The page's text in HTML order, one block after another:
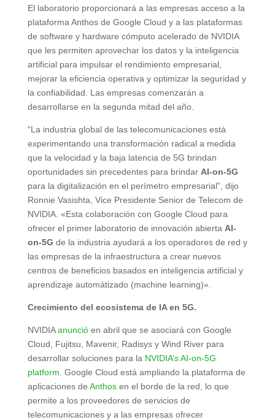
El laboratorio proporcionará a las empresas acceso a la
plataforma Anthos de Google Cloud y a las plataformas
de software y hardware cómputo acelerado de NVIDIA
que les permiten aprovechar los datos y la inteligencia
artificial para impulsar el rendimiento empresarial,
mejorar la eficiencia operativa y optimizar la seguridad y
la confiabilidad. Las empresas comenzarán a
desarrollarse en la segunda mitad del año.
“La industria global de las telecomunicaciones está
experimentando una transformación radical a medida
que la velocidad y la baja latencia de 5G brindan
oportunidades sin precedentes para brindar AI-on-5G
para la digitalización en el perímetro empresarial”, dijo
Ronnie Vasishta, Vice Presidente Senior de Telecom de
NVIDIA. «Esta colaboración con Google Cloud para
ofrecer el primer laboratorio de innovación abierta AI-
on-5G de la industria ayudará a los operadores de red y
las empresas de la infraestructura a crear nuevos
centros de beneficios basados en inteligencia artificial y
aprendizaje automátizado (machine learning)».
Crecimiento del ecosistema de IA en 5G.
NVIDIAanuncióen abril que se asociará con Google
Cloud, Fujitsu, Mavenir, Radisys y Wind River para
desarrollar soluciones para la NVIDIA’s AI-on-5G
platform . Google Cloud está ampliando la plataforma de
aplicaciones de Anthosen el borde de la red, lo que
permite a los proveedores de servicios de
telecomunicaciones y a las empresas ofrecer